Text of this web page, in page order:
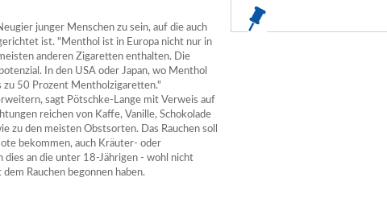
junger Menschen zu sein, auf die auch
ist. "Menthol ist in Europa nicht nur in
anderen Zigaretten enthalten. Die
In den USA oder Japan, wo Menthol
50 Prozent Mentholzigaretten."
sagt Pötschke-Lange mit Verweis auf
reichen von Kaffe, Vanille, Schokolade
zu den meisten Obstsorten. Das Rauchen soll
bekommen, auch Kräuter- oder
an die unter 18-Jährigen - wohl nicht
Rauchen begonnen haben.